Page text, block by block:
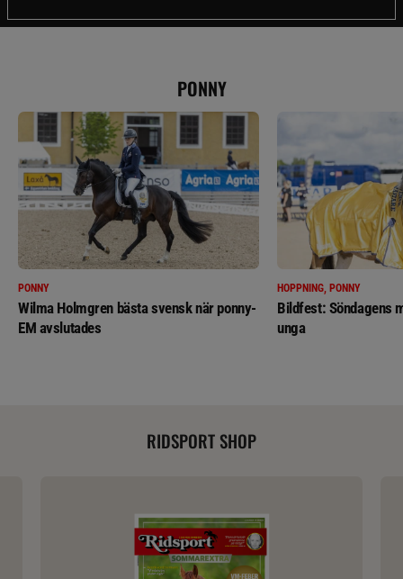
PONNY
PONNY
Wilma Holmgren bästa svensk när ponny-
EM avslutades
HOPPNING, PONNY
Bildfest: Söndagens
unga
RIDSPORT SHOP